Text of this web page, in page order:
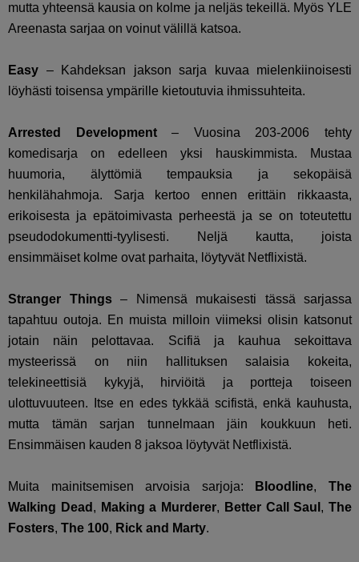
mutta yhteensä kausia on kolme ja neljäs tekeillä. Myös YLE
Areenasta sarjaa on voinut välillä katsoa.
Easy – Kahdeksan jakson sarja kuvaa mielenkiinoisesti
löyhästi toisensa ympärille kietoutuvia ihmissuhteita.
Arrested Development– Vuosina 203-2006 tehty
komedisarja on edelleen yksi hauskimmista. Mustaa
huumoria, älyttömiä tempauksia ja sekopäisä
henkilähahmoja. Sarja kertoo ennen erittäin rikkaasta,
erikoisesta ja epätoimivasta perheestä ja se on toteutettu
pseudodokumentti-tyylisesti. Neljä kautta, joista
ensimmäiset kolme ovat parhaita, löytyvät Netflixistä.
Stranger Things– Nimensä mukaisesti tässä sarjassa
tapahtuu outoja. En muista milloin viimeksi olisin katsonut
jotain näin pelottavaa. Scifiä ja kauhua sekoittava
mysteerissä on niin hallituksen salaisia kokeita,
telekineettisiä kykyjä, hirviöitä ja portteja toiseen
ulottuvuuteen. Itse en edes tykkää scifistä, enkä kauhusta,
mutta tämän sarjan tunnelmaan jäin koukkuun heti.
Ensimmäisen kauden 8 jaksoa löytyvät Netflixistä.
Muita mainitsemisen arvoisia sarjoja: Bloodline,The
Walking Dead , Making a Murderer, Better Call Saul ,The
Fosters, The 100, Rick and Marty.